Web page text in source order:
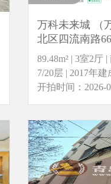
万科未来城 （
北区四流南路
89.48m² | 3室2厅
7/20层 | 2017年
开拍时间：2026-